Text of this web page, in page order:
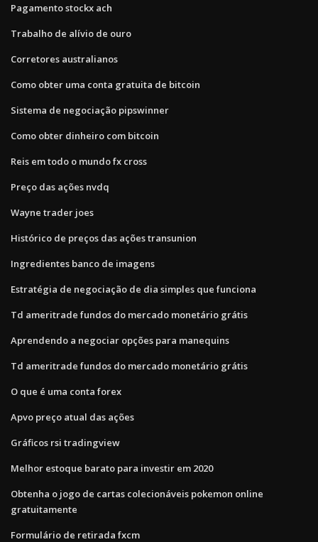
Pagamento stockx ach
Trabalho de alívio de ouro
Corretores australianos
Como obter uma conta gratuita de bitcoin
Sistema de negociação pipswinner
Como obter dinheiro com bitcoin
Reis em todo o mundo fx cross
Preço das ações nvdq
Wayne trader joes
Histórico de preços das ações transunion
Ingredientes banco de imagens
Estratégia de negociação de dia simples que funciona
Td ameritrade fundos do mercado monetário grátis
Aprendendo a negociar opções para manequins
Td ameritrade fundos do mercado monetário grátis
O que é uma conta forex
Apvo preço atual das ações
Gráficos rsi tradingview
Melhor estoque barato para investir em 2020
Obtenha o jogo de cartas colecionáveis ​​pokemon online
gratuitamente
Formulário de retirada fxcm